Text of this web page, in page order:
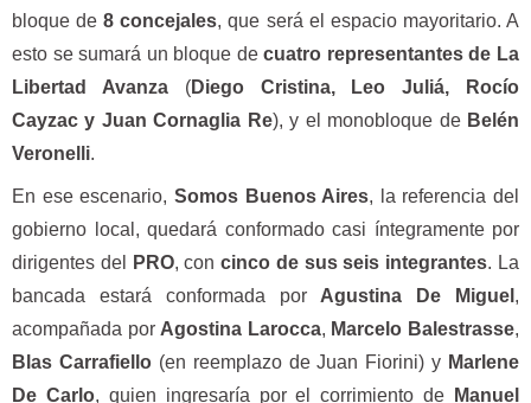
bloque de8 concejales, que será el espacio mayoritario. A
esto se sumará un bloque decuatro representantes de La
Libertad Avanza(Diego Cristina, Leo Juliá, Rocío
Cayzac y Juan Cornaglia Re), y el monobloque de Belén
Veronelli.
En ese escenario, Somos Buenos Aires, la referencia del
gobierno local, quedará conformado casi íntegramente por
dirigentes del
PRO, concinco de sus seis integrantes. La
bancada estará conformada por Agustina De Miguel ,
acompañada por Agostina Larocca, Marcelo Balestrasse,
Blas Carrafiello(en reemplazo de Juan Fiorini) y Marlene
De Carlo, quien ingresaría por el corrimiento de
Manuel